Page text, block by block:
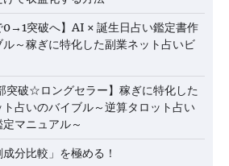
0→1突破へ】AI × 誕生日占い鑑定書作
ル～稼ぎに特化した副業ネット占いビ
突破☆ロングセラー】稼ぎに特化した
ト占いのバイブル～逆算タロット占い
定マニュアル～
成分比較」を極める！